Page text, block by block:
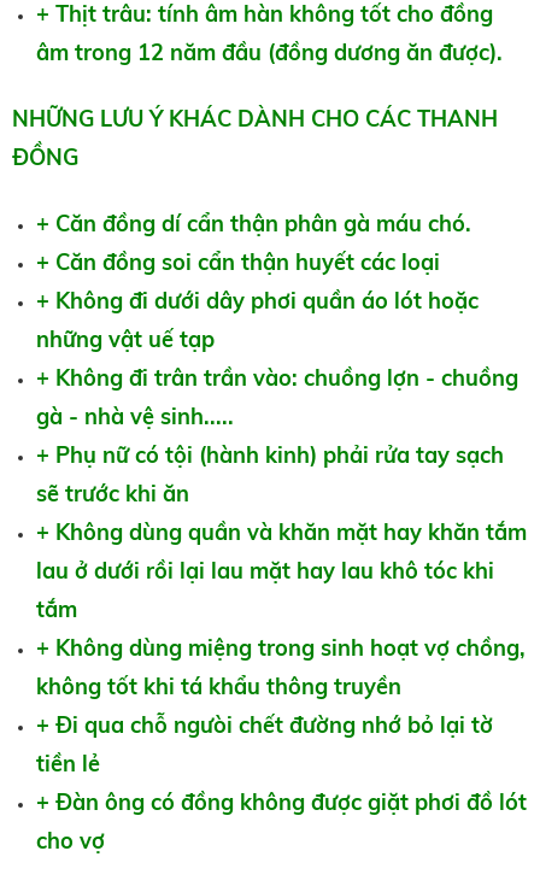
+ Thịt trâu: tính âm hàn không tốt cho đồng
âm trong 12 năm đầu (đồng dương ăn được).
NHỮNG LƯU Ý KHÁC DÀNH CHO CÁC THANH
ĐỒNG
+ Căn đồng dí cẩn thận phân gà máu chó.
+ Căn đồng soi cẩn thận huyết các loại
+ Không đi dưới dây phơi quần áo lót hoặc
những vật uế tạp
+ Không đi trân trần vào: chuồng lợn - chuồng
gà - nhà vệ sinh.....
+ Phụ nữ có tội (hành kinh) phải rửa tay sạch
sẽ trước khi ăn
+ Không dùng quần và khăn mặt hay khăn tắm
lau ở dưới rồi lại lau mặt hay lau khô tóc khi
tắm
+ Không dùng miệng trong sinh hoạt vợ chồng,
không tốt khi tá khẩu thông truyền
+ Đi qua chỗ ngưòi chết đường nhớ bỏ lại tờ
tiền lẻ
+ Đàn ông có đồng không được giặt phơi đồ lót
cho vợ